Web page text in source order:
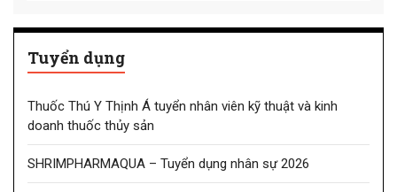
Tuyển dụng
Thuốc Thú Y Thịnh Á tuyển nhân viên kỹ thuật và kinh
doanh thuốc thủy sản
SHRIMPHARMAQUA – Tuyển dụng nhân sự 2026